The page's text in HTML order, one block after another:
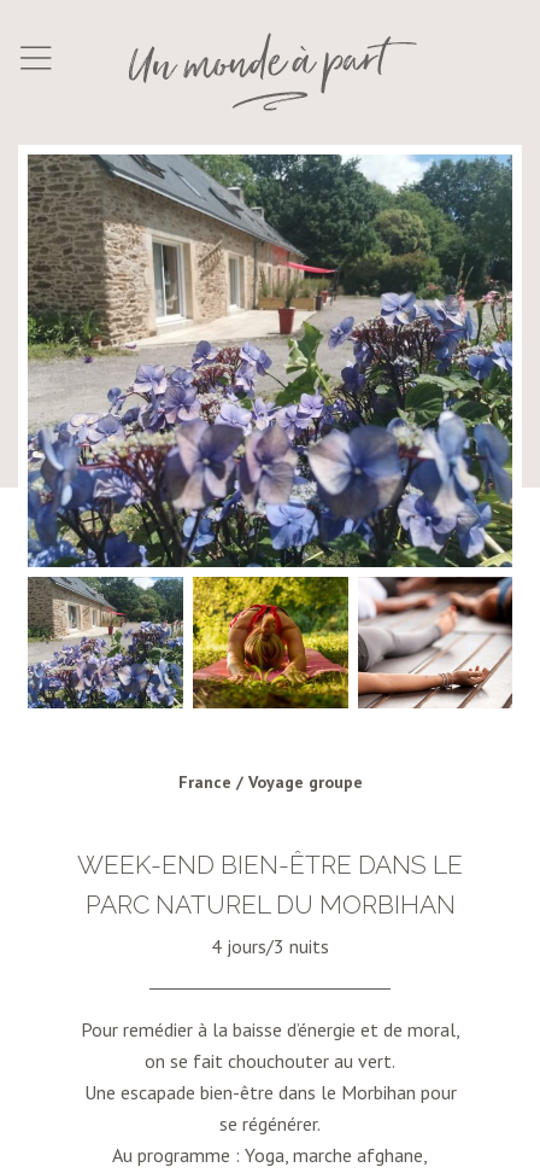
France / Voyage groupe
WEEK-END BIEN-ÊTRE DANS LE
PARC NATUREL DU MORBIHAN
4 jours/3 nuits
Pour remédier à la baisse d’énergie et de moral,
on se fait chouchouter au vert.
Une escapade bien-être dans le Morbihan pour
se régénérer.
Au programme : Yoga, marche afghane,